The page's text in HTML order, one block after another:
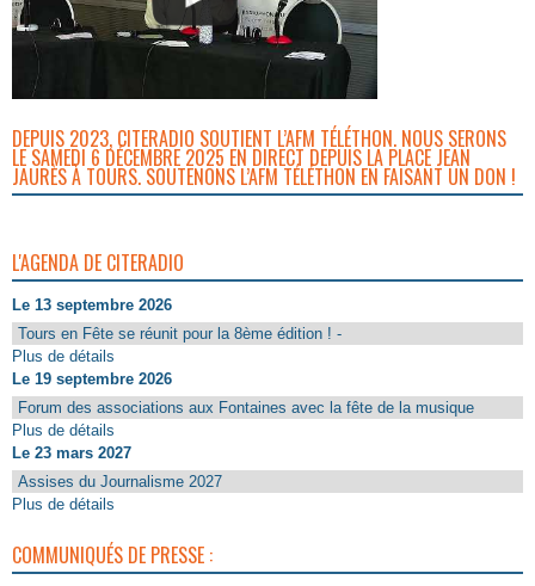
DEPUIS 2023, CITERADIO SOUTIENT L’AFM TÉLÉTHON. NOUS SERONS
LE SAMEDI 6 DÉCEMBRE 2025 EN DIRECT DEPUIS LA PLACE JEAN
JAURÈS À TOURS. SOUTENONS L’AFM TÉLÉTHON EN FAISANT UN DON !
L'AGENDA DE CITERADIO
Le 13 septembre 2026
Tours en Fête se réunit pour la 8ème édition ! -
Plus de détails
Le 19 septembre 2026
Forum des associations aux Fontaines avec la fête de la musique
Plus de détails
Le 23 mars 2027
Assises du Journalisme 2027
Plus de détails
COMMUNIQUÉS DE PRESSE :